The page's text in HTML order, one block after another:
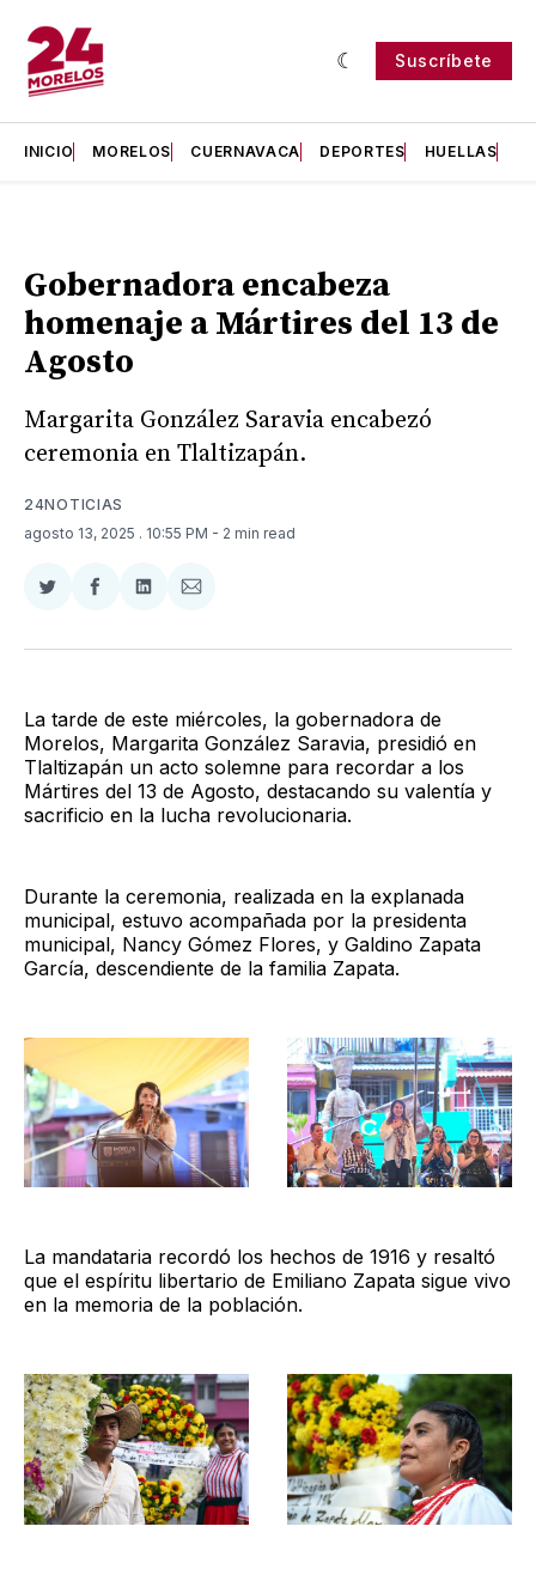
Suscríbete
INICIO MORELOS CUERNAVACA DEPORTES HUELLAS
Gobernadora encabeza
homenaje a Mártires del 13 de
Agosto
Margarita González Saravia encabezó
ceremonia en Tlaltizapán.
24NOTICIAS
agosto 13, 2025 . 10:55 PM - 2 min read
Compartir
Twitter
Compartir
Facebook
Compartir
LinkedIn
Compartir
Email
La tarde de este miércoles, la gobernadora de
Morelos, Margarita González Saravia, presidió en
Tlaltizapán un acto solemne para recordar a los
Mártires del 13 de Agosto, destacando su valentía y
sacrificio en la lucha revolucionaria.
Durante la ceremonia, realizada en la explanada
municipal, estuvo acompañada por la presidenta
municipal, Nancy Gómez Flores, y Galdino Zapata
García, descendiente de la familia Zapata.
La mandataria recordó los hechos de 1916 y resaltó
que el espíritu libertario de Emiliano Zapata sigue vivo
en la memoria de la población.